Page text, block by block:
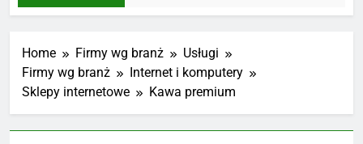
Home Firmy wg branż
Usługi
Firmy wg branż
Internet i komputery
Sklepy internetowe
Kawa premium